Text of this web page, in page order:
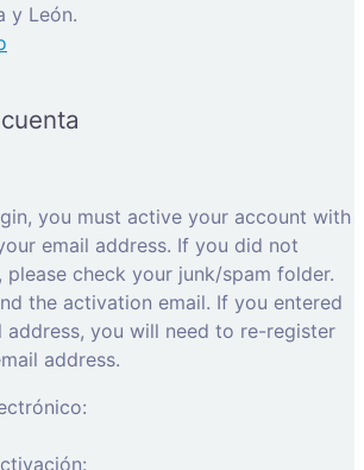
y León.
you must active your account with
email address. If you did not
please check your junk/spam folder.
the activation email. If you entered
address, you will need to re-register
address.